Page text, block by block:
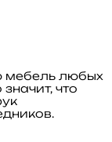
мебель любых
что